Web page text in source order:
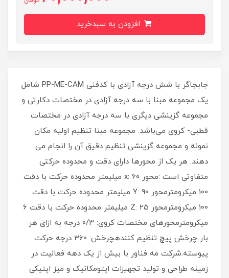
جابجاگر با شش درجه آزادی با کدفنی PP-ME-CAM شامل
یک مجموعه مبنا با سه درجه آزادی در مختصات دکارتی و
مجموعه گزینشی دیگری با سه درجه آزادی در مختصات
قطبی- کروی می‌باشد. مجموعه مبنا تنظیم اولیه مکان
نمونه و مجموعه گزینشی تنظیم دقیق آن را انجام می
دهند. هر یک از محورها دارای دقت و محدوده حرکتی
متفاوتی است :محور x: 60 میلیمتر محدوده حرکت با دقت
100 میکرومترمحور Y: 90 میلیمتر محدوده حرکت با دقت
100 میکرومترمحور Z: 25 میلیمتر محدوده حرکت با دقت 6
میکرومترمحورهای مختصات کروی: 0/3 درجه به ازای هر
بار چرخش پیچ تنظیم کنندهچرخش: 360 درجه حرکت
پیوسته.شرکت مه فناور با بیش از یک دهه فعالیت در
زمینه طراحی و تولید تجهیزات اپتومکانیک و میز اپتیکی